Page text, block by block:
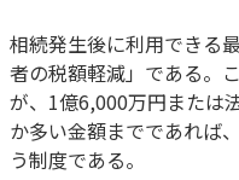
相続発生後に利用できる
者の税額軽減」である。
が、1億6,000万円または
か多い金額までであれば
う制度である。